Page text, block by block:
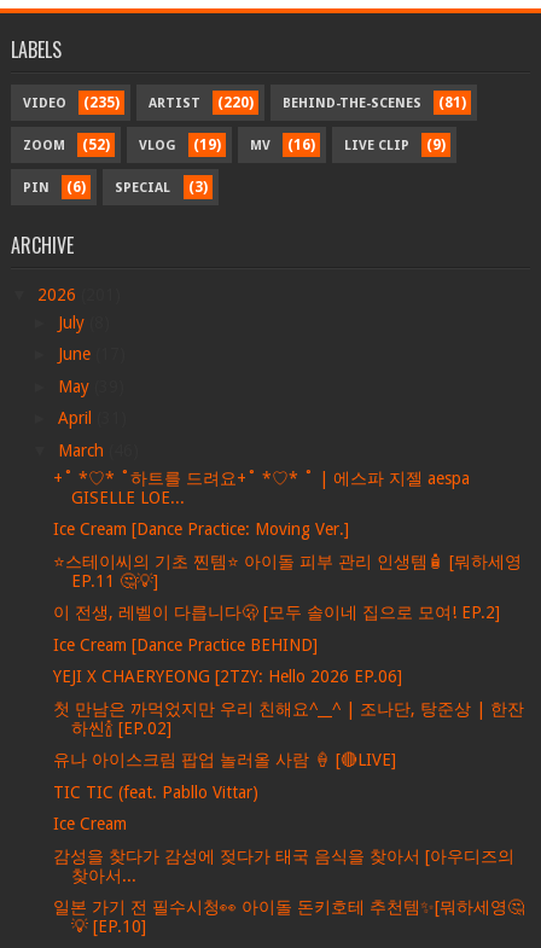
LABELS
VIDEO (235) ARTIST (220) BEHIND-THE-SCENES (81)
ZOOM (52) VLOG (19) MV (16) LIVE CLIP (9)
PIN (6) SPECIAL (3)
ARCHIVE
2026
July
June
May
April
March
+˚ *♡* ˚하트를 드려요+˚ *♡* ˚ | 에스파 지젤 aespa
GISELLE LOE...
Ice Cream [Dance Practice: Moving Ver.]
⭐️스테이씨의 기초 찐템⭐️ 아이돌 피부 관리 인생템🧴 [뭐하세영
EP.11 🤔💡]
이 전생, 레벨이 다릅니다🫢 [모두 솔이네 집으로 모여! EP.2]
Ice Cream [Dance Practice BEHIND]
YEJI X CHAERYEONG [2TZY: Hello 2026 EP.06]
첫 만남은 까먹었지만 우리 친해요^__^ | 조나단, 탕준상 | 한잔
하씬🍾 [EP.02]
유나 아이스크림 팝업 놀러올 사람 🍦 [🔴LIVE]
TIC TIC (feat. Pabllo Vittar)
Ice Cream
감성을 찾다가 감성에 젖다가 태국 음식을 찾아서 [아우디즈의
찾아서...
일본 가기 전 필수시청👀 아이돌 돈키호테 추천템✨[뭐하세영🤔
💡 [EP.10]